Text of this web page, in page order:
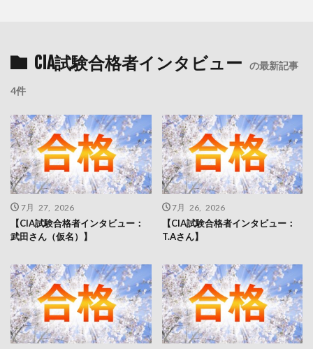
CIA試験合格者インタビュー の最新記事
4件
7月 27, 2026
【CIA試験合格者インタビュー：
武田さん（仮名）】
7月 26, 2026
【CIA試験合格者インタビュー：
T.Aさん】